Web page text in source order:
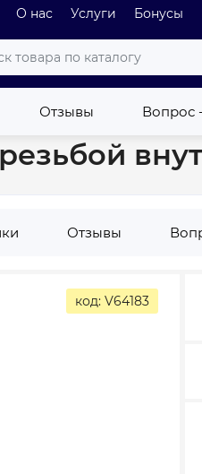
О нас Услуги Бонусы
Отзывы Вопрос
Тройник Reiger с металл.
Отзывы
код: V64183